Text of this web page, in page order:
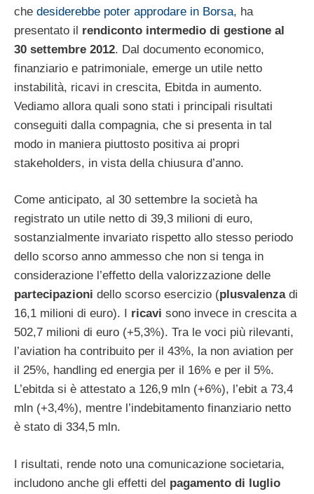
che desiderebbe poter approdare in Borsa, ha
presentato il rendiconto intermedio di gestione al
30 settembre 2012. Dal documento economico,
finanziario e patrimoniale, emerge un utile netto
instabilità, ricavi in crescita, Ebitda in aumento.
Vediamo allora quali sono stati i principali risultati
conseguiti dalla compagnia, che si presenta in tal
modo in maniera piuttosto positiva ai propri
stakeholders, in vista della chiusura d’anno.
Come anticipato, al 30 settembre la società ha
registrato un utile netto di 39,3 milioni di euro,
sostanzialmente invariato rispetto allo stesso periodo
dello scorso anno ammesso che non si tenga in
considerazione l’effetto della valorizzazione delle
partecipazioni dello scorso esercizio (plusvalenzadi
16,1 milioni di euro). I ricavi sono invece in crescita a
502,7 milioni di euro (+5,3%). Tra le voci più rilevanti,
l’aviation ha contribuito per il 43%, la non aviation per
il 25%, handling ed energia per il 16% e per il 5%.
L’ebitda si è attestato a 126,9 mln (+6%), l’ebit a 73,4
mln (+3,4%), mentre l’indebitamento finanziario netto
è stato di 334,5 mln.
I risultati, rende noto una comunicazione societaria,
includono anche gli effetti del pagamento di luglio